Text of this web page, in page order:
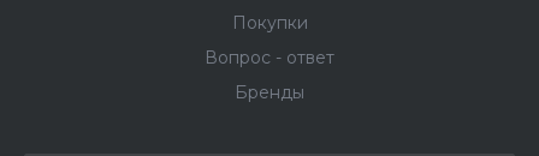
Покупки
Вопрос - ответ
Бренды